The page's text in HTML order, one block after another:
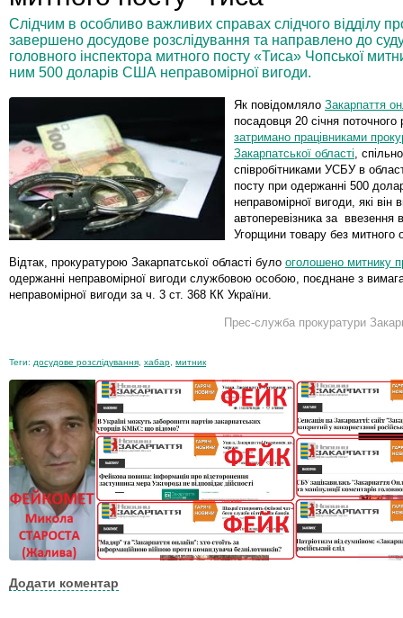
Слідчим в особливо важливих справах слідчого відділу
завершено досудове розслідування та направлено до
головного інспектора митного посту «Тиса» Чопської
ним 500 доларів США неправомірної вигоди.
Як повідомляло Закарпаття
посадовця 20 січня поточного
затримано працівниками
Закарпатської області ,
співробітниками УСБУ в
посту при одержанні 500
неправомірної вигоди, які він
автоперевізника за ввезення
Угорщини товару без
Відтак, прокуратурою Закарпатської області було оголошено митнику
одержанні неправомірної вигоди службовою особою, поєднане з
неправомірної вигоди за ч. 3 ст. 368 КК України.
Прес-служба прокуратури
Теги: досудове розслідування хабар митник
Додати коментар